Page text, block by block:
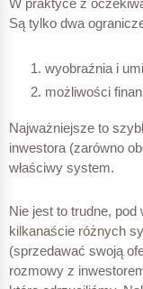
W praktyce z
Są tylko dwa
wyobraźnia i
możliwości
Najważniejsze to
inwestora (zarówno
właściwy system.
Nie jest to trudne,
kilkanaście różnych
(sprzedawać swoją
rozmowy z